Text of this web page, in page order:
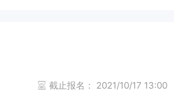
截止报名： 2021/10/17 13:00